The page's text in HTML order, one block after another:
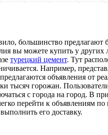
большинство предлагают
вы можете купить у других
турецкий цемент. Тут
Например,
объявления от
тысяч горожан.
с города на город. В
перейти к объявлениям
его доставку.